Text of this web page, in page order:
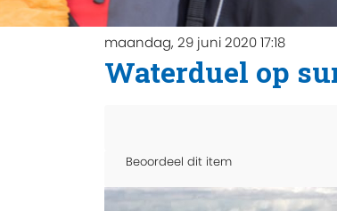
maandag, 29 juni 2020 17:18
Waterduel op
Beoordeel dit item